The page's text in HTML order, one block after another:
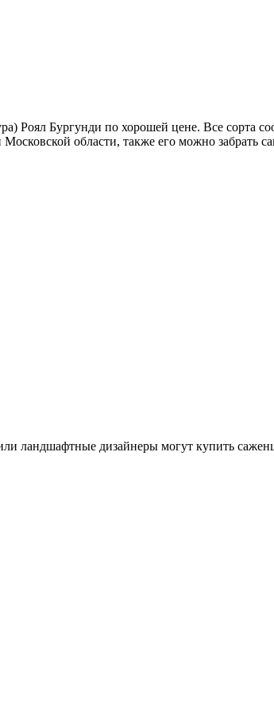
Роял Бургунди по хорошей цене. Все сорта
области, также его можно забрать
ландшафтные дизайнеры могут купить